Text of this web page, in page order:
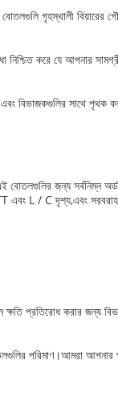
গৃহস্থালী বিয়ারের
নিশ্চিত করে যে আপনার
বিভাজকগুলির সাথে পৃথক
জন্য সর্বনিম্ন
এবং L / C দৃশ্য,এবং
ক্ষতি প্রতিরোধ করার জন্য
পরিমাণ।আমরা আপনার